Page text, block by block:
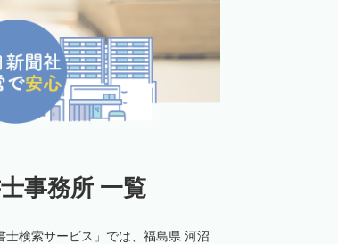
事務所 一覧
検索サービス」では、福島県 河沼